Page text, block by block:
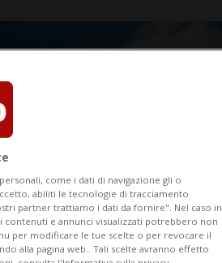
come i dati di navigazione gli o
abiliti le tecnologie di tracciamento
partner trattiamo i dati da fornire". Nel caso in
contenuti e annunci visualizzati potrebbero non
per modificare le tue scelte o per revocare il
alla pagina web.. Tali scelte avranno effetto